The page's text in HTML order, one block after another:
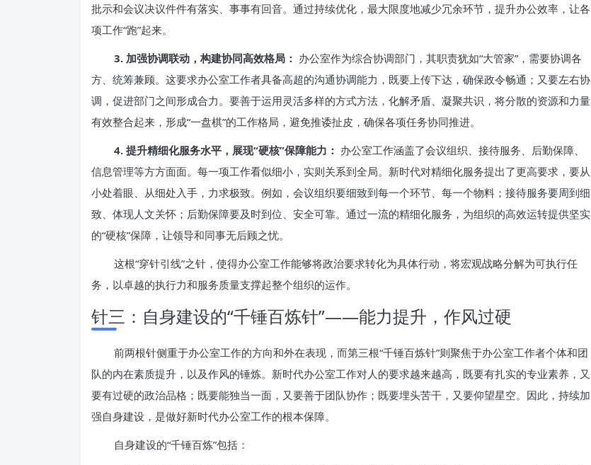
批示和会议决议件件有落实、事事有回音。通过持续优化，最大限度地减少冗余环节，提升办公效率，让各
项工作“跑”起来。
3. 加强协调联动，构建协同高效格局： 办公室作为综合协调部门，其职责犹如“大管家”，需要协调各
方、统筹兼顾。这要求办公室工作者具备高超的沟通协调能力，既要上传下达，确保政令畅通；又要左右协
调，促进部门之间形成合力。要善于运用灵活多样的方式方法，化解矛盾、凝聚共识，将分散的资源和力量
有效整合起来，形成“一盘棋”的工作格局，避免推诿扯皮，确保各项任务协同推进。
4. 提升精细化服务水平，展现“硬核”保障能力： 办公室工作涵盖了会议组织、接待服务、后勤保障、
信息管理等方方面面。每一项工作看似细小，实则关系到全局。新时代对精细化服务提出了更高要求，要从
小处着眼、从细处入手，力求极致。例如，会议组织要细致到每一个环节、每一个物料；接待服务要周到细
致、体现人文关怀；后勤保障要及时到位、安全可靠。通过一流的精细化服务，为组织的高效运转提供坚实
的“硬核”保障，让领导和同事无后顾之忧。
这根“穿针引线”之针，使得办公室工作能够将政治要求转化为具体行动，将宏观战略分解为可执行任
务，以卓越的执行力和服务质量支撑起整个组织的运作。
针三：自身建设的“千锤百炼针”——能力提升，作风过硬
前两根针侧重于办公室工作的方向和外在表现，而第三根“千锤百炼针”则聚焦于办公室工作者个体和团
队的内在素质提升，以及作风的锤炼。新时代办公室工作对人的要求越来越高，既要有扎实的专业素养，又
要有过硬的政治品格；既要能独当一面，又要善于团队协作；既要埋头苦干，又要仰望星空。因此，持续加
强自身建设，是做好新时代办公室工作的根本保障。
自身建设的“千锤百炼”包括：